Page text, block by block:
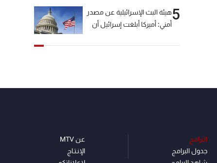
5هيئة البث الإسرائيلية عن مصدر
أمني: أميركا أبلغت إسرائيل أن
البرامج
جدول البرامج
عن MTV
الإنـتـاج